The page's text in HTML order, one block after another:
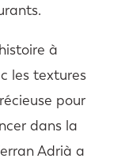
à
les textures
pour
dans la
Adrià a